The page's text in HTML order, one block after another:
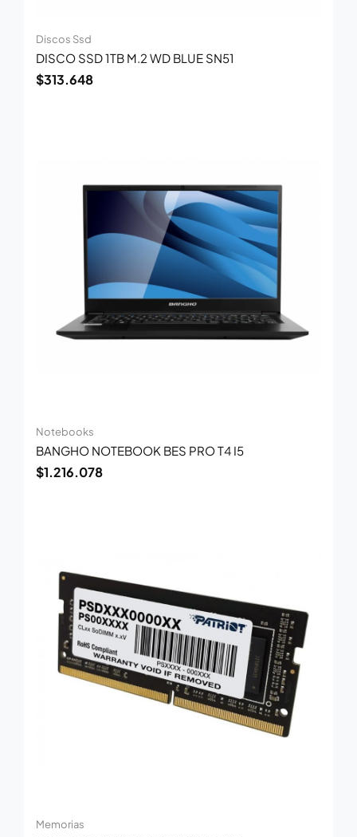
Discos Ssd
DISCO SSD 1TB M.2 WD BLUE SN51
$313.648
Notebooks
BANGHO NOTEBOOK BES PRO T4 I5
$1.216.078
Memorias